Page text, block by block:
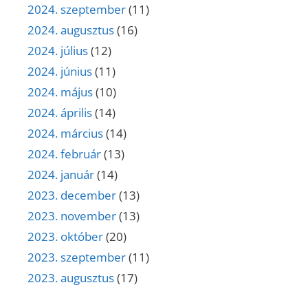
2024. szeptember(11)
2024. augusztus(16)
2024. július(12)
2024. június(11)
2024. május(10)
2024. április(14)
2024. március(14)
2024. február(13)
2024. január(14)
2023. december(13)
2023. november(13)
2023. október(20)
2023. szeptember(11)
2023. augusztus(17)